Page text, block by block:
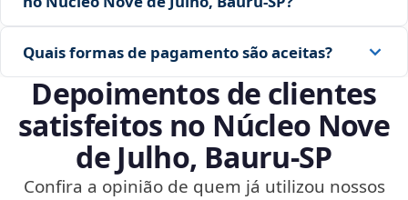
Quais formas de pagamento são aceitas?
Depoimentos de clientes
satisfeitos no Núcleo Nove
de Julho, Bauru‑SP
Confira a opinião de quem já utilizou nossos